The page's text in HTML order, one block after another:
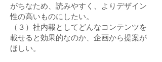
がちなため、読みやすく、よりデザイン
性の高いものにしたい。
（３）社内報としてどんなコンテンツを
載せると効果的なのか、企画から提案が
ほしい。